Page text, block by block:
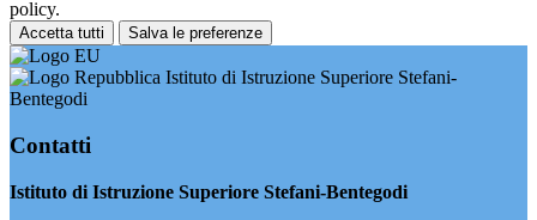
policy.
Accetta tutti Salva le preferenze
Istituto di Istruzione Superiore Stefani-
Bentegodi
Contatti
Istituto di Istruzione Superiore Stefani-Bentegodi